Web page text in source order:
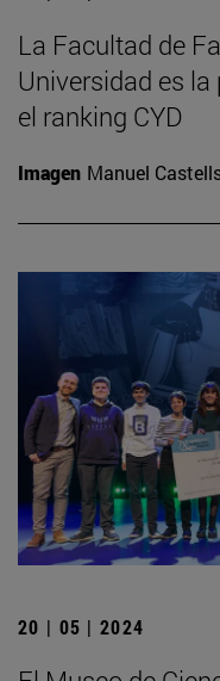
La Facultad de
Universidad es
el ranking CYD
Imagen Manuel
20 | 05 | 2024